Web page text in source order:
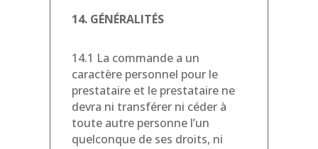
14. GÉNÉRALITÉS
14.1 La commande a un
caractère personnel pour le
prestataire et le prestataire ne
devra ni transférer ni céder à
toute autre personne l’un
quelconque de ses droits, ni